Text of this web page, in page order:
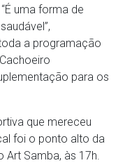
uma forma de
a programação
para os
que mereceu
foi o ponto alto da
Samba, às 17h.